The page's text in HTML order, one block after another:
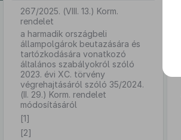
267/2025. (VIII. 13.) Korm.
rendelet
a harmadik országbeli
állampolgárok beutazására és
tartózkodására vonatkozó
általános szabályokról szóló
2023. évi XC. törvény
végrehajtásáról szóló 35/2024.
(II. 29.) Korm. rendelet
módosításáról
[1]
[2]